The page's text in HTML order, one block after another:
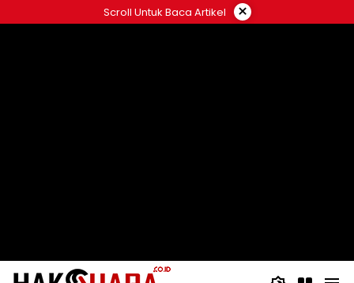
ke
Scroll Untuk Baca Artikel ×